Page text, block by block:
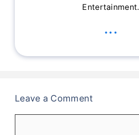
Entertainment.
...
Leave a Comment